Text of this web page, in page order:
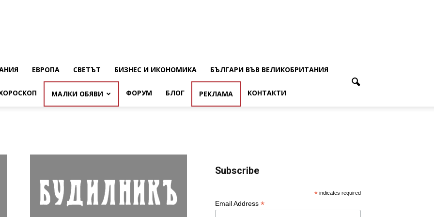
ЕВРОПА СВЕТЪТ БИЗНЕС И ИКОНОМИКА БЪЛГАРИ ВЪВ ВЕЛИКОБРИТАНИЯ
МАЛКИ ОБЯВИ ФОРУМ БЛОГ РЕКЛАМА КОНТАКТИ
Subscribe
* indicates required
Email Address *